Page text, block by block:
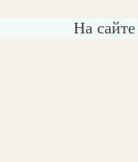
На